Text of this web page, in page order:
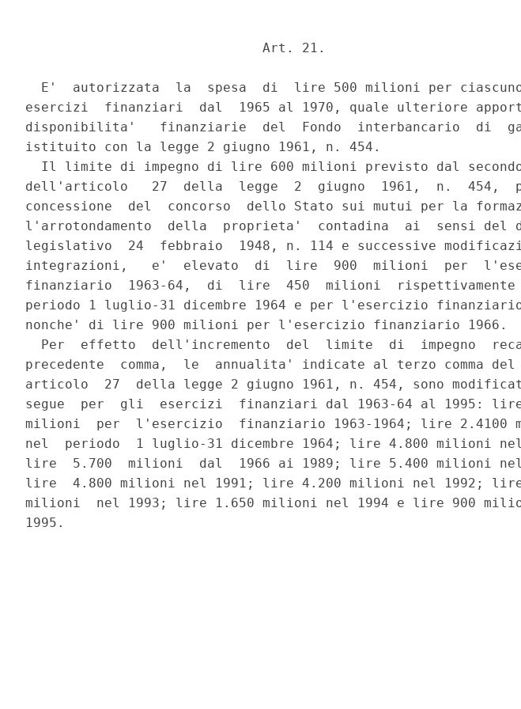
                              Art. 21.
E'  autorizzata  la  spesa  di  lire 500 milioni per
esercizi  finanziari  dal  1965 al 1970, quale ulteriore
disponibilita'   finanziarie  del  Fondo  interbancario  di
istituito con la legge 2 giugno 1961, n. 454.
Il limite di impegno di lire 600 milioni previsto dal
dell'articolo   27  della  legge  2  giugno  1961,  n.  454,
concessione  del  concorso  dello Stato sui mutui per la
l'arrotondamento  della  proprieta'  contadina  ai  sensi del
legislativo  24  febbraio  1948, n. 114 e successive
integrazioni,   e'  elevato  di  lire  900  milioni  per
finanziario  1963-64,  di  lire  450  milioni
periodo 1 luglio-31 dicembre 1964 e per l'esercizio finanziario
nonche' di lire 900 milioni per l'esercizio finanziario 1966.
Per  effetto  dell'incremento  del  limite  di  impegno
precedente  comma,  le  annualita' indicate al terzo comma
articolo  27  della legge 2 giugno 1961, n. 454, sono
segue  per  gli  esercizi  finanziari dal 1963-64 al 1995: lire
milioni  per  l'esercizio  finanziario 1963-1964; lire 2.4100
nel  periodo  1 luglio-31 dicembre 1964; lire 4.800 milioni nel
lire  5.700  milioni  dal  1966 ai 1989; lire 5.400 milioni nel
lire  4.800 milioni nel 1991; lire 4.200 milioni nel 1992; lire
milioni  nel 1993; lire 1.650 milioni nel 1994 e lire 900